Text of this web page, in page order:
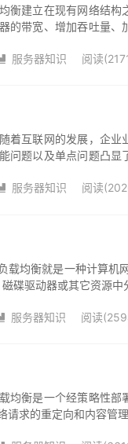
衡建立在现有网络结构
的带宽、增加吞吐量、
服务器知识 阅读
着互联网的发展，企业
问题以及单点问题凸显
服务器知识 阅读
载均衡就是一种计算机
碟驱动器或其它资源中
服务器知识 阅读
均衡是一个经策略性部
求的重定向和内容管理